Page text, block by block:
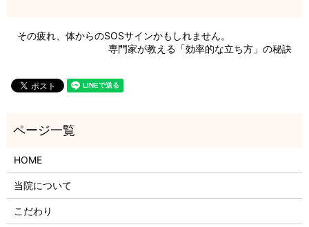
その疲れ、体からのSOSサインかもしれません。
専門家が教える「効率的な立ち方」の秘訣
HOME
当院について
こだわり